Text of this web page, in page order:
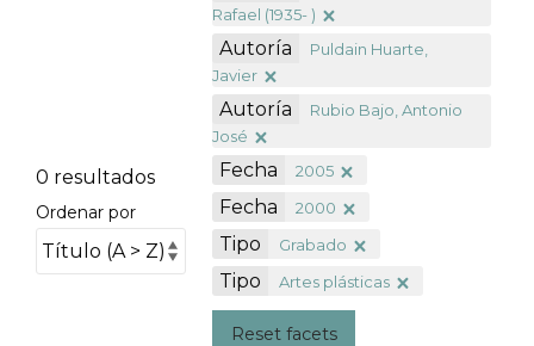
0 resultados
Ordenar por
Rafael (1935- )
Autoría
Puldain Huarte,
Javier
Autoría
Rubio Bajo, Antonio
José
Fecha 2005
Fecha 2000
Tipo Grabado
Tipo Artes plásticas
Reset facets